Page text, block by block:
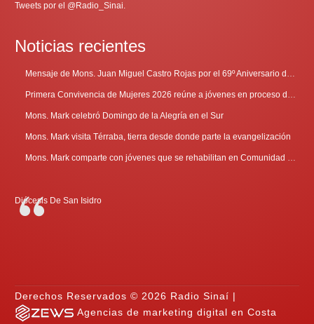
Tweets por el @Radio_Sinai.
Noticias recientes
Mensaje de Mons. Juan Miguel Castro Rojas por el 69º Aniversario de Radio Sinaí
Primera Convivencia de Mujeres 2026 reúne a jóvenes en proceso de discernimiento vocacional
Mons. Mark celebró Domingo de la Alegría en el Sur
Mons. Mark visita Térraba, tierra desde donde parte la evangelización
Mons. Mark comparte con jóvenes que se rehabilitan en Comunidad Cenáculo
Diócesis De San Isidro
Derechos Reservados © 2026 Radio Sinaí |
Agencias de marketing digital en Costa